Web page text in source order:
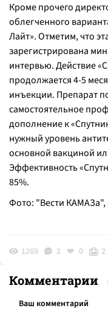
Кроме прочего
облегченного
Лайт». Отметим, что
зарегистрирована
интервью. Действие
продолжается 4-5
инъекции. Препарат
самостоятельное
дополнение к
нужный уровень
основной вакциной
Эффективность
85%.
Фото: "Вести
1269 2 0 2
Комментарии